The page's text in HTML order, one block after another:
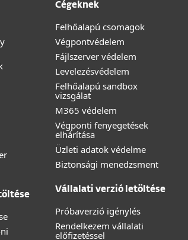
Cégeknek
Felhőalapú csomagok
Végpontvédelem
Fájlszerver védelem
Levelezésvédelem
Felhőalapú sandbox
vizsgálat
M365 védelem
Végponti fenyegetések
elhárítása
Üzleti adatok védelme
Biztonsági menedzsment
Vállalati verzió letöltése
Próbaverzió igénylés
Rendelkezem vállalati
előfizetéssel